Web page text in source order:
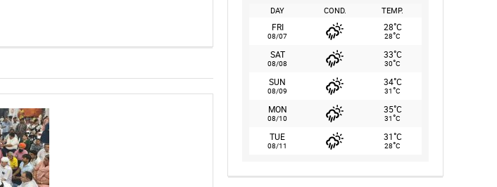
DAY COND. TEMP.
FRI
08/07
28°C
28°C
SAT
08/08
33°C
30°C
SUN
08/09
34°C
31°C
MON
08/10
35°C
31°C
TUE
08/11
31°C
28°C